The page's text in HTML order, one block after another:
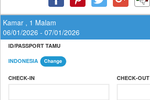
Kamar , 1 Malam
06/01/2026 - 07/01/2026
ID/PASSPORT TAMU
INDONESIA
CHECK-IN CHECK-OUT